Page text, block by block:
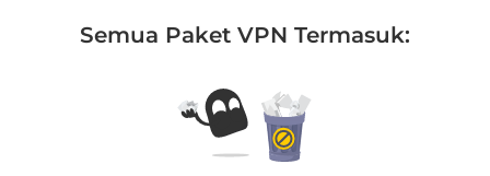
Semua Paket VPN Termasuk: